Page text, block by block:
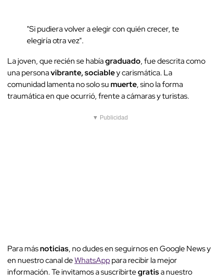
"Si pudiera volver a elegir con quién crecer, te
elegiría otra vez".
La joven, que recién se habíagraduado, fue descrita como
una personavibrante, sociabley carismática. La
comunidad lamenta no solo sumuerte, sino la forma
traumática en que ocurrió, frente a cámaras y turistas.
▼ Publicidad
Para másnoticias, no dudes en seguirnos en Google News y
en nuestro canal deWhatsApppara recibir la mejor
información. Te invitamos a suscribirtegratisa nuestro